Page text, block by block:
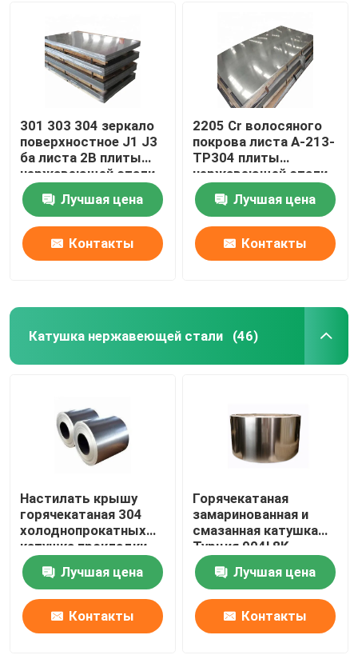
301 303 304 зеркало
поверхностное J1 J3
ба листа 2B плиты
нержавеющей стали
Лучшая цена
Контакты
2205 Cr волосяного
покрова листа A-213-
TP304 плиты
нержавеющей стали
904l 321 316l
Лучшая цена
Контакты
Катушка нержавеющей стали (46)
Настилать крышу
горячекатаная 304
холоднопрокатных
катушка прокладки
201 316l 202 Ss 304
катушки
нержавеющей стали
Лучшая цена
Контакты
Горячекатаная
замаринованная и
смазанная катушка
Турция 904l 8K
отполировала
катушку 202 Ss
катушки 430
нержавеющей стали
Лучшая цена
Контакты